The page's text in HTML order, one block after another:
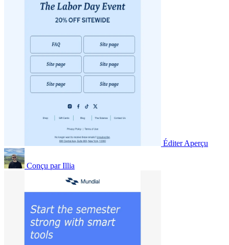
Éditer Aperçu
Conçu par Illia